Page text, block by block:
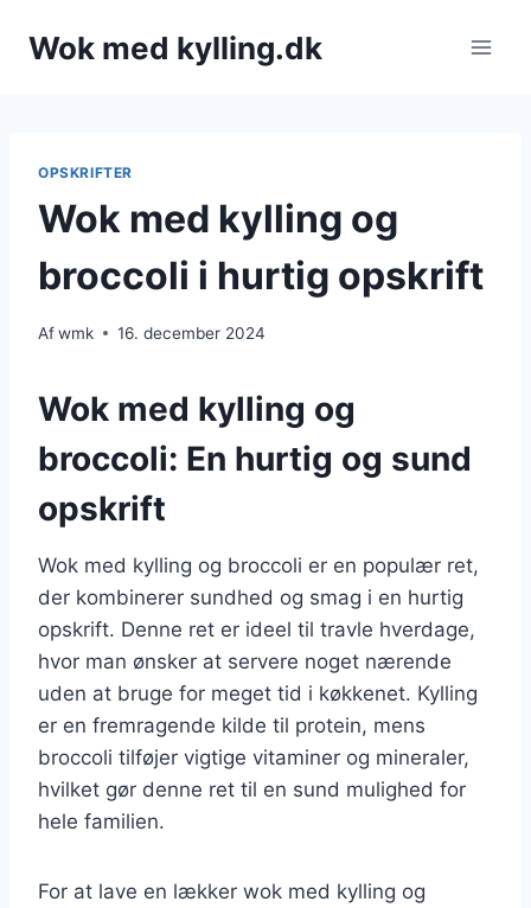
Wok med kylling.dk
OPSKRIFTER
Wok med kylling og
broccoli i hurtig opskrift
Afwmk 16. december 2024
Wok med kylling og
broccoli: En hurtig og sund
opskrift
Wok med kylling og broccoli er en populær ret,
der kombinerer sundhed og smag i en hurtig
opskrift. Denne ret er ideel til travle hverdage,
hvor man ønsker at servere noget nærende
uden at bruge for meget tid i køkkenet. Kylling
er en fremragende kilde til protein, mens
broccoli tilføjer vigtige vitaminer og mineraler,
hvilket gør denne ret til en sund mulighed for
hele familien.
For at lave en lækker wok med kylling og